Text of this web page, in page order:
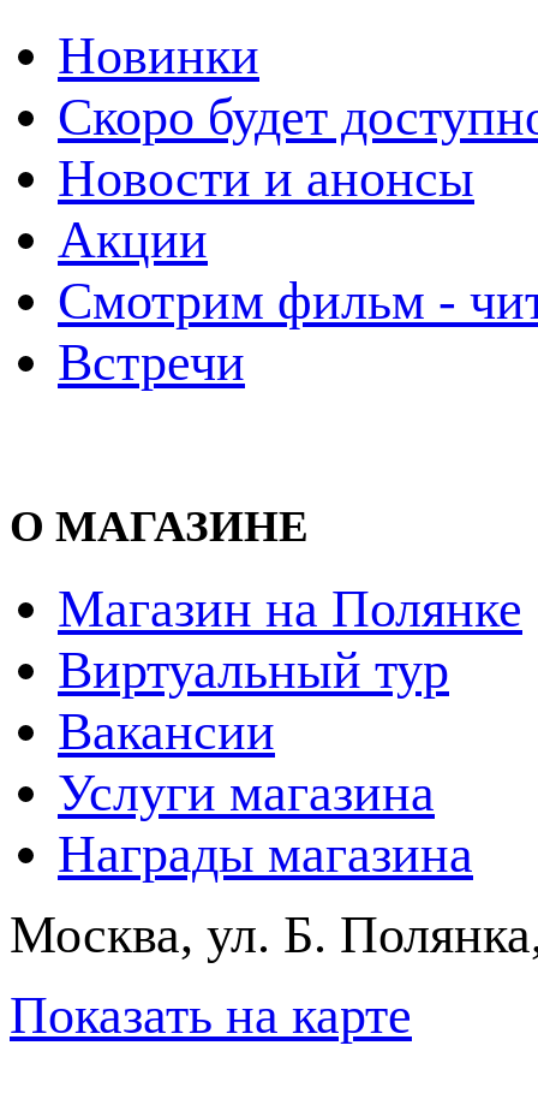
Новинки
Скоро будет
Новости и анонсы
Акции
Смотрим фильм -
Встречи
О МАГАЗИНЕ
Магазин на Полянке
Виртуальный тур
Вакансии
Услуги магазина
Награды магазина
Москва, ул. Б.
Показать на карте